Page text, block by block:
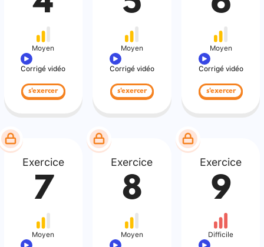
Moyen
Corrigé vidéo
s'exercer
Moyen
Corrigé vidéo
s'exercer
Moyen
Corrigé vidéo
s'exercer
Exercice
7
Moyen
Exercice
8
Moyen
Exercice
9
Difficile